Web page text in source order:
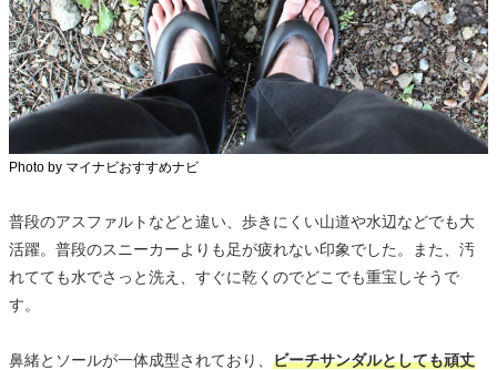
Photo by マイナビおすすめナビ
普段のアスファルトなどと違い、歩きにくい山道や水辺などでも大
活躍。普段のスニーカーよりも足が疲れない印象でした。また、汚
れてても水でさっと洗え、すぐに乾くのでどこでも重宝しそうで
す。
鼻緒とソールが一体成型されており、 ビーチサンダルとしても頑丈